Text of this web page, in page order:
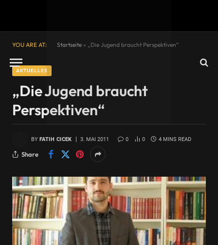
YOU ARE AT: Startseite » „Die Jugend braucht Perspektiven“
AKTUELLES
„Die Jugend braucht
Perspektiven“
BY FATIH CICEK 3. MAI 2011 0 0 4 MINS READ
Share